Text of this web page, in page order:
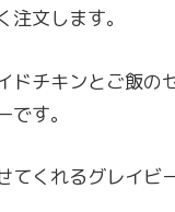
文します。
ドチキンとご飯
す。
てくれるグレイビ